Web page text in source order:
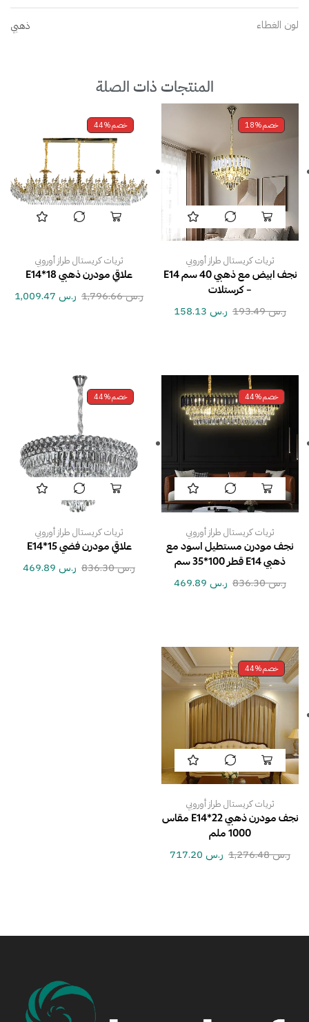
لون الغطاء ذهبي
المنتجات ذات الصلة
خصم18%
ثريات كريستال طراز أوروبي
نجف ابيض مع ذهبي 40 سم E14
– كرستلات
ر.س193.49 ر.س
خصم44%
ثريات كريستال طراز أوروبي
علاقي مودرن ذهبي E14*18
ر.س1,796.66 ر.س
خصم44%
ثريات كريستال طراز أوروبي
نجف مودرن مستطيل اسود مع
ذهبي E14 قطر 100*35 سم
ر.س836.30 ر.س
خصم44%
ثريات كريستال طراز أوروبي
علاقي مودرن فضي E14*15
ر.س836.30 ر.س
خصم44%
ثريات كريستال طراز أوروبي
نجف مودرن ذهبي E14*22 مقاس
1000 ملم
ر.س1,276.48 ر.س